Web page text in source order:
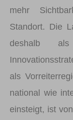
mehr
Standort. Die
deshalb
als
national wie
einsteigt, ist